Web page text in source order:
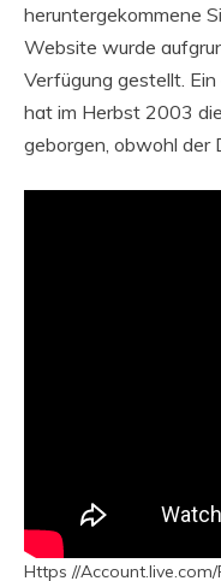
heruntergekommene
Website wurde
Verfügung gestellt.
hat im Herbst 2003
geborgen, obwohl
Https //